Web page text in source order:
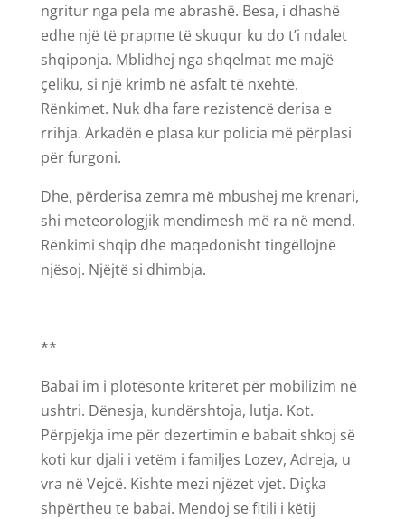
ngritur nga pela me abrashë. Besa, i dhashë
edhe një të prapme të skuqur ku do t’i ndalet
shqiponja. Mblidhej nga shqelmat me majë
çeliku, si një krimb në asfalt të nxehtë.
Rënkimet. Nuk dha fare rezistencë derisa e
rrihja. Arkadën e plasa kur policia më përplasi
për furgoni.
Dhe, përderisa zemra më mbushej me krenari,
shi meteorologjik mendimesh më ra në mend.
Rënkimi shqip dhe maqedonisht tingëllojnë
njësoj. Njëjtë si dhimbja.
**
Babai im i plotësonte kriteret për mobilizim në
ushtri. Dënesja, kundërshtoja, lutja. Kot.
Përpjekja ime për dezertimin e babait shkoj së
koti kur djali i vetëm i familjes Lozev, Adreja, u
vra në Vejcë. Kishte mezi njëzet vjet. Diçka
shpërtheu te babai. Mendoj se fitili i këtij